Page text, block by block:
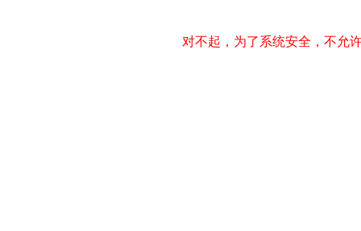
对不起，为了系统安全，不允